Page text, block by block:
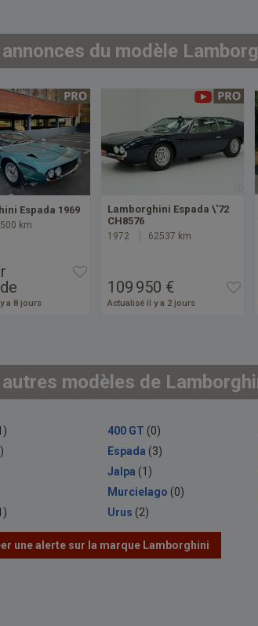
du modèle
Espada 1969
km
a 8 jours
Lamborghini Espada \'72
CH8576
1972 62537 km
109 950 €
Actualisé il y a 2 jours
modèles de
400 GT (0)
Espada (3)
Jalpa (1)
Murcielago (0)
Urus (2)
une alerte sur la marque Lamborghini